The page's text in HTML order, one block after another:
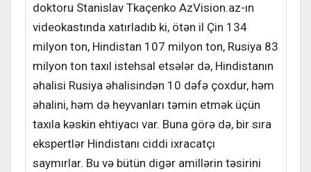
doktoru Stanislav Tkaçenko AzVision.az-ın
videokastında xatırladıb ki, ötən il Çin 134
milyon ton, Hindistan 107 milyon ton, Rusiya 83
milyon ton taxıl istehsal etsələr də, Hindistanın
əhalisi Rusiya əhalisindən 10 dəfə çoxdur, həm
əhalini, həm də heyvanları təmin etmək üçün
taxıla kəskin ehtiyacı var. Buna görə də, bir sıra
ekspertlər Hindistanı ciddi ixracatçı
saymırlar. Bu və bütün digər amillərin təsirini